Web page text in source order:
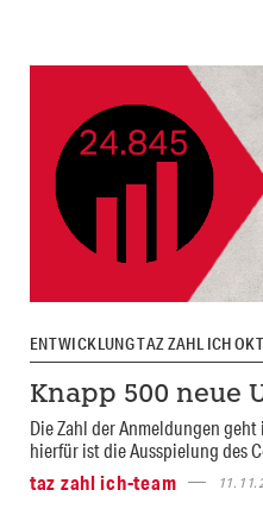
ENTWICKLUNG TAZ ZAHL ICH
Knapp 500 neue
Die Zahl der Anmeldungen
hierfür ist die Ausspielung des
taz zahl ich-team